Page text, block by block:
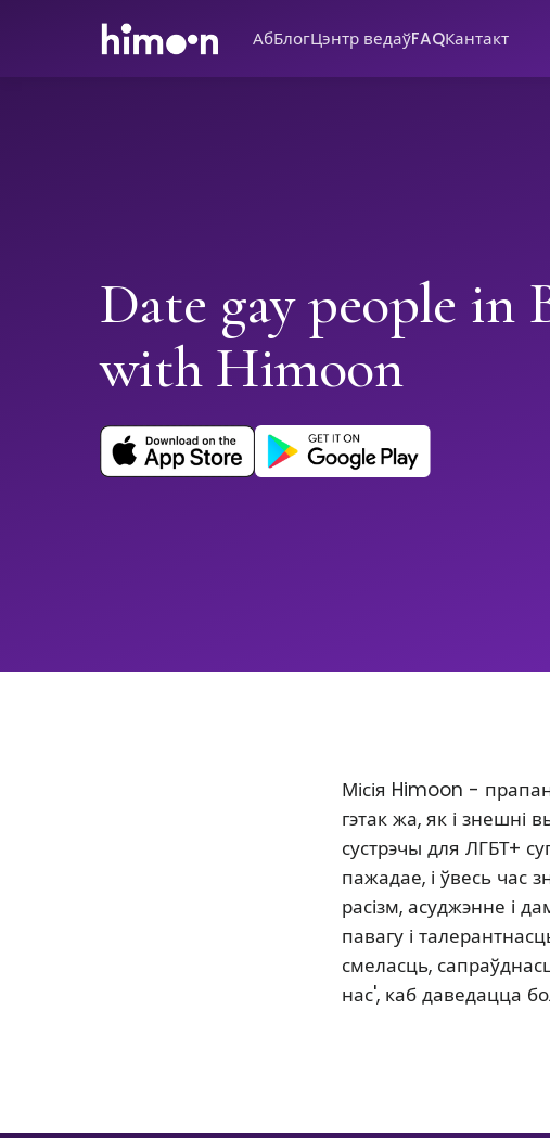
АбБлогЦэнтр ведаўFAQКантакт
Date gay people in
with Himoon
Місія Himoon -
гэтак жа, як і
сустрэчы для ЛГБТ+
пажадае, і ўвесь час
расізм, асуджэнне і
павагу і
смеласць,
нас', каб даведацца